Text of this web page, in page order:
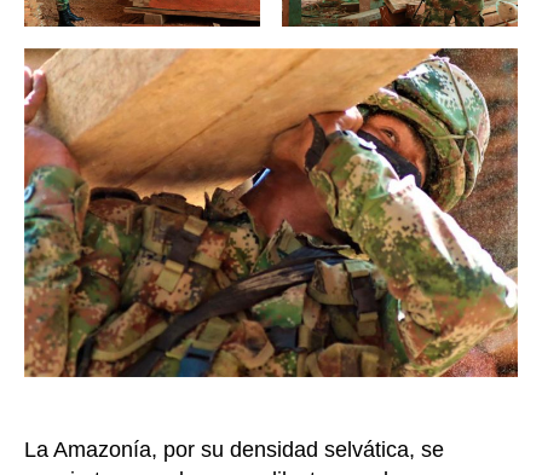
La Amazonía, por su densidad selvática, se